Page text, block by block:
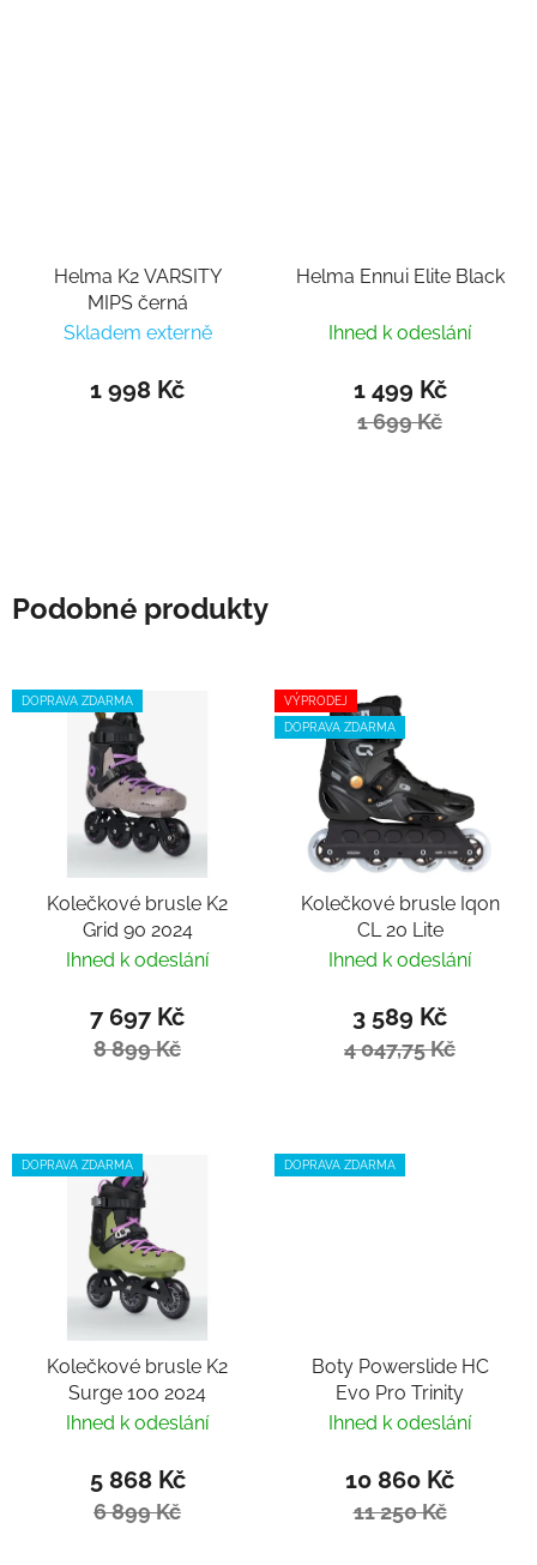
Helma K2 VARSITY
MIPS černá
Skladem externě
1 998 Kč
Helma Ennui Elite Black
Ihned k odeslání
1 499 Kč
1 699 Kč
Podobné produkty
DOPRAVA ZDARMA
Kolečkové brusle K2
Grid 90 2024
Ihned k odeslání
7 697 Kč
8 899 Kč
VÝPRODEJ
DOPRAVA ZDARMA
Kolečkové brusle Iqon
CL 20 Lite
Ihned k odeslání
3 589 Kč
4 047,75 Kč
DOPRAVA ZDARMA
Kolečkové brusle K2
Surge 100 2024
Ihned k odeslání
5 868 Kč
6 899 Kč
DOPRAVA ZDARMA
Boty Powerslide HC
Evo Pro Trinity
Ihned k odeslání
10 860 Kč
11 250 Kč